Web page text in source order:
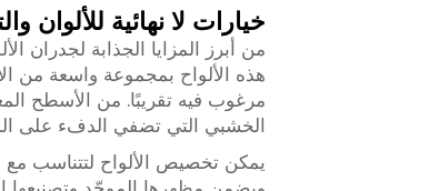
خيارات لا نهائية للألوان
من أبرز المزايا الجذابة لجدران
هذه الألواح بمجموعة واسعة من
مرغوب فيه تقريبًا. من الأسطح
الخشبي التي تضفي الدفء على
يمكن تخصيص الألواح لتتناسب مع